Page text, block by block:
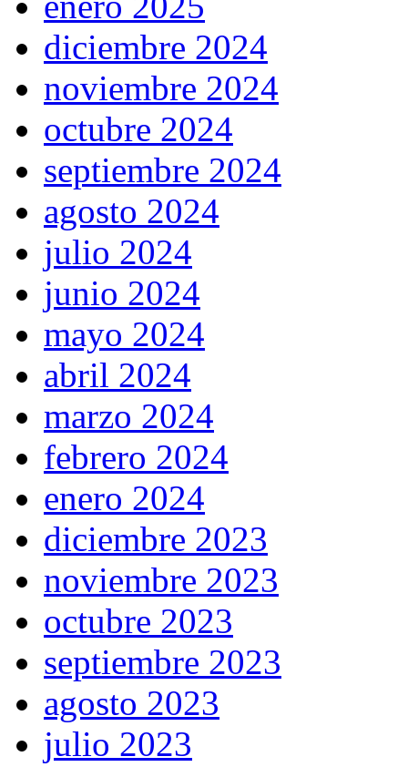
diciembre 2024
noviembre 2024
octubre 2024
septiembre 2024
agosto 2024
julio 2024
junio 2024
mayo 2024
abril 2024
marzo 2024
febrero 2024
enero 2024
diciembre 2023
noviembre 2023
octubre 2023
septiembre 2023
agosto 2023
julio 2023